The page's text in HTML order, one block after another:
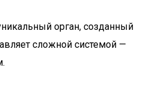
орган, созданный
сложной системой —